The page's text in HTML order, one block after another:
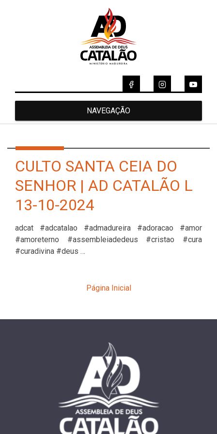
NAVEGAÇÃO
CULTO SANTA CEIA DO
SENHOR | AD CATALÃO L
13-10-2024
adcat #adcatalao #admadureira #adoracao #amor
#amoreterno #assembleiadedeus #cristao #cura
#curadivina #deus …
Página Inicial